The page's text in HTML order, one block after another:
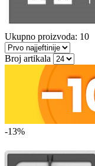
Ukupno proizvoda: 10
Broj artikala
-13%